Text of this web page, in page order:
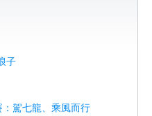
子
駕七龍、乘風而行